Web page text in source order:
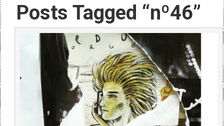
Posts Tagged “nº46”